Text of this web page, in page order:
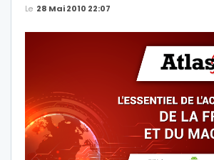
Le 28 Mai 2010 22:07